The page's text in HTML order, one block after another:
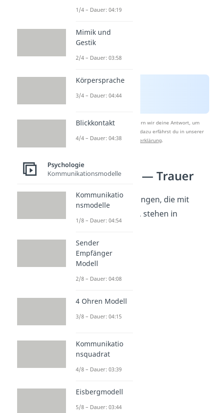
Nach Beantwortung speichern wir deine Antwort, um
Studyflix zu verbessern. Mehr dazu erfährst du in unserer
Datenschutzerklärung.
Gefühle Liste — Trauer
Gefühle und Stimmungen, die mit
zu tun haben, stehen in
traurig
Enttäuschung
verletzt
jammernd
weinerlich
betrübt
hoffnungslos
resigniert
1/4 – Dauer: 04:19
Mimik und
Gestik
2/4 – Dauer: 03:58
Körpersprache
3/4 – Dauer: 04:44
Blickkontakt
4/4 – Dauer: 04:38
Psychologie
Kommunikationsmodelle
Kommunikatio
nsmodelle
1/8 – Dauer: 04:54
Sender
Empfänger
Modell
2/8 – Dauer: 04:08
4 Ohren Modell
3/8 – Dauer: 04:15
Kommunikatio
nsquadrat
4/8 – Dauer: 03:39
Eisbergmodell
5/8 – Dauer: 03:44